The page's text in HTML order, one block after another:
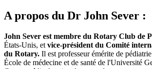
A propos du Dr John Sever :
John Sever est membre du Rotary Club de
États-Unis, et vice-président du Comité
du Rotary. Il est professeur émérite de
École de médecine et de santé de l'Université